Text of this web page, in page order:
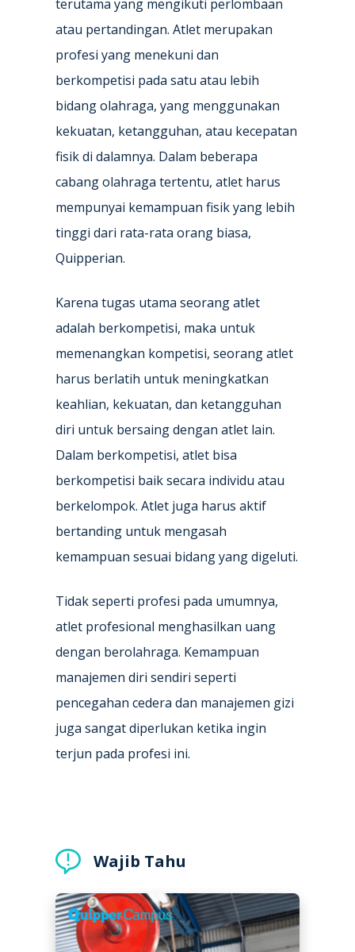
terutama yang mengikuti perlombaan
atau pertandingan. Atlet merupakan
profesi yang menekuni dan
berkompetisi pada satu atau lebih
bidang olahraga, yang menggunakan
kekuatan, ketangguhan, atau kecepatan
fisik di dalamnya. Dalam beberapa
cabang olahraga tertentu, atlet harus
mempunyai kemampuan fisik yang lebih
tinggi dari rata-rata orang biasa,
Quipperian.
Karena tugas utama seorang atlet
adalah berkompetisi, maka untuk
memenangkan kompetisi, seorang atlet
harus berlatih untuk meningkatkan
keahlian, kekuatan, dan ketangguhan
diri untuk bersaing dengan atlet lain.
Dalam berkompetisi, atlet bisa
berkompetisi baik secara individu atau
berkelompok. Atlet juga harus aktif
bertanding untuk mengasah
kemampuan sesuai bidang yang digeluti.
Tidak seperti profesi pada umumnya,
atlet profesional menghasilkan uang
dengan berolahraga. Kemampuan
manajemen diri sendiri seperti
pencegahan cedera dan manajemen gizi
juga sangat diperlukan ketika ingin
terjun pada profesi ini.
Wajib Tahu